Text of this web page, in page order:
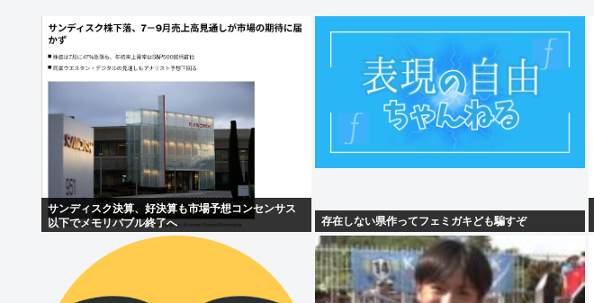
サンディスク決算、好決算も市場予想コンセンサス
以下でメモリバブル終了へ
存在しない県作ってフェミガキども騙すぞ